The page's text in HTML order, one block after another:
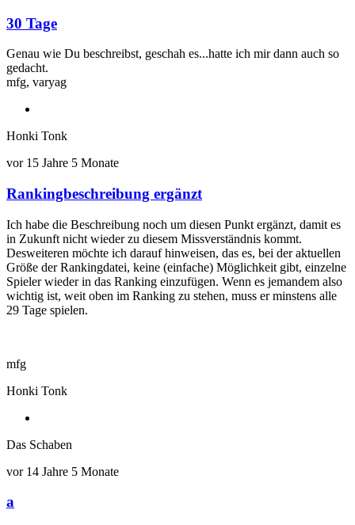
Antwort
auf
Weiterhin
30
Tage
Tonk
30 Tage
Genau wie Du beschreibst, geschah es...hatte ich mir dann auch so
gedacht.
mfg, varyag
Honki Tonk
vor 15 Jahre 5 Monate
Antwort
30
Tage
von
Gast
Rankingbeschreibung ergänzt
Ich habe die Beschreibung noch um diesen Punkt ergänzt, damit es
in Zukunft nicht wieder zu diesem Missverständnis kommt.
Desweiteren möchte ich darauf hinweisen, das es, bei der aktuellen
Größe der Rankingdatei, keine (einfache) Möglichkeit gibt, einzelne
Spieler wieder in das Ranking einzufügen. Wenn es jemandem also
wichtig ist, weit oben im Ranking zu stehen, muss er minstens alle
29 Tage spielen.
mfg
Honki Tonk
Das Schaben
vor 14 Jahre 5 Monate
Antwort
a